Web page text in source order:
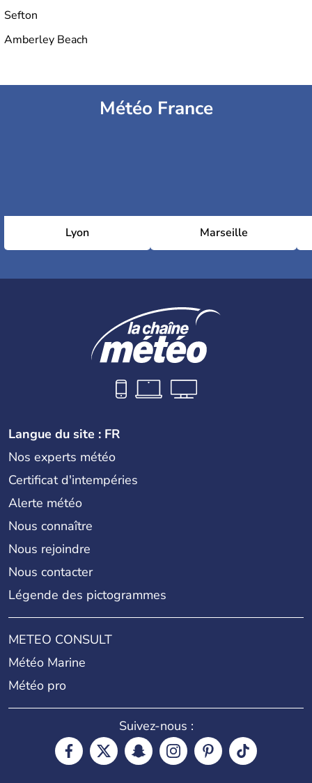
Sefton
Amberley Beach
Météo France
Lyon Marseille
Langue du site : FR
Nos experts météo
Certificat d'intempéries
Alerte météo
Nous connaître
Nous rejoindre
Nous contacter
Légende des pictogrammes
METEO CONSULT
Météo Marine
Météo pro
Suivez-nous :